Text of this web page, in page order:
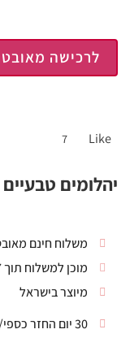
לרכישה
Like
7
יהלומים
משלוח חינם
מוכן למשלוח תוך 7 עד 10 ימי עסקים
מיוצר בישראל
30 יום החזר כספי/החלפה